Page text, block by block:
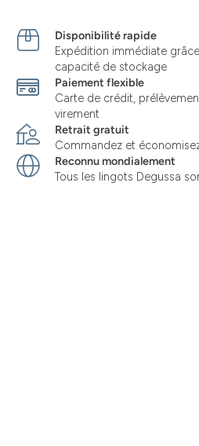
Disponibilité rapide
Expédition immédiate
capacité de stockage
Paiement flexible
Carte de crédit,
virement
Retrait gratuit
Commandez et
Reconnu mondialement
Tous les lingots Degussa